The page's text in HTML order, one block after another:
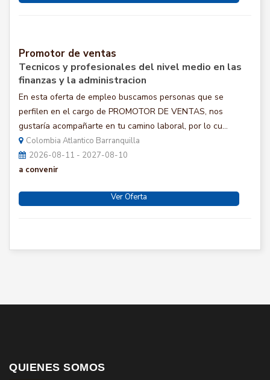
Promotor de ventas
Tecnicos y profesionales del nivel medio en las
finanzas y la administracion
En esta oferta de empleo buscamos personas que se
perfilen en el cargo de PROMOTOR DE VENTAS, nos
gustaría acompañarte en tu camino laboral, por lo cu...
Colombia Atlantico Barranquilla
2026-08-11 - 2027-08-10
a convenir
Ver Oferta
QUIENES SOMOS